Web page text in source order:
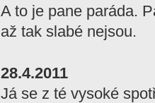
A to je pane paráda.
až tak slabé nejsou.
28.4.2011
Já se z té vysoké